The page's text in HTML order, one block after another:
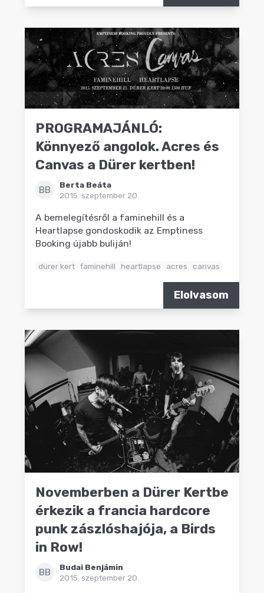
PROGRAMAJÁNLÓ:
Könnyező angolok. Acres és
Canvas a Dürer kertben!
BB
Berta Beáta
2015. szeptember 20.
A bemelegítésről a faminehill és a
Heartlapse gondoskodik az Emptiness
Booking újabb buliján!
dürer kert faminehill heartlapse acres canvas
Elolvasom
Novemberben a Dürer Kertbe
érkezik a francia hardcore
punk zászlóshajója, a Birds
in Row!
BB
Budai Benjámin
2015. szeptember 20.